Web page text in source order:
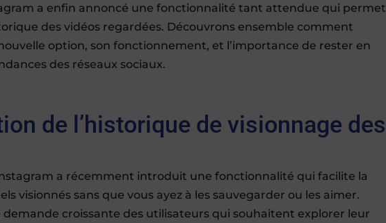
a enfin annoncé une fonctionnalité tant attendue qui permet
des vidéos regardées. Découvrons ensemble comment
option, son fonctionnement, et l’importance de rester en
des réseaux sociaux.
de l’historique de visionnage des
a récemment introduit une fonctionnalité qui facilite la
visionnés sans que vous ayez à les sauvegarder ou les aimer.
demande croissante des utilisateurs qui souhaitent explorer leur